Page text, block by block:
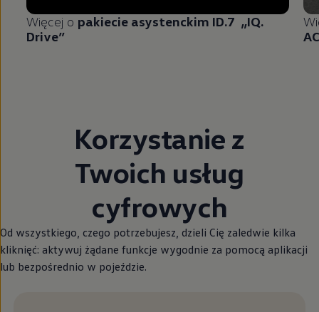
Więcej o pakiecie asystenckim ID.7 „IQ.
Drive”
Korzystanie z
Twoich usług
cyfrowych
Od wszystkiego, czego potrzebujesz, dzieli Cię zaledwie kilka
kliknięć: aktywuj żądane funkcje wygodnie za pomocą aplikacji
lub bezpośrednio w pojeździe.